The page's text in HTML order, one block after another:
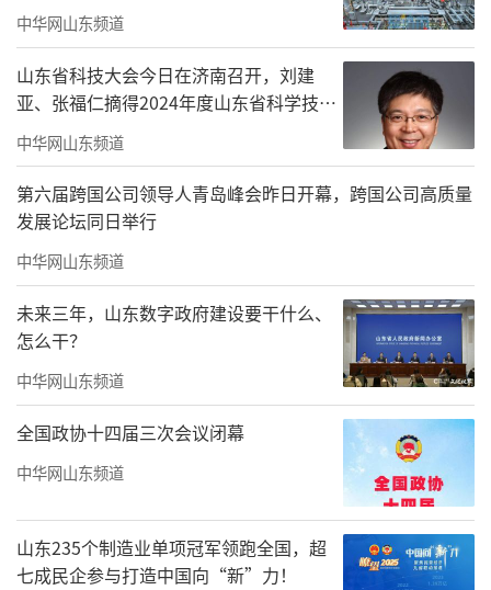
人跑，还是家庭组团，他们共同用挥洒的汗
水，交织成了这场赛事最动人的画面。
中华网山东频道
山东省科技大会今日在济南召开，刘建
亚、张福仁摘得2024年度山东省科学技术
奖最高奖！
中华网山东频道
第六届跨国公司领导人青岛峰会昨日开幕，跨国公司高质量
发展论坛同日举行
中华网山东频道
未来三年，山东数字政府建设要干什么、
怎么干？
中华网山东频道
全国政协十四届三次会议闭幕
中华网山东频道
山东235个制造业单项冠军领跑全国，超
七成民企参与打造中国向“新”力！